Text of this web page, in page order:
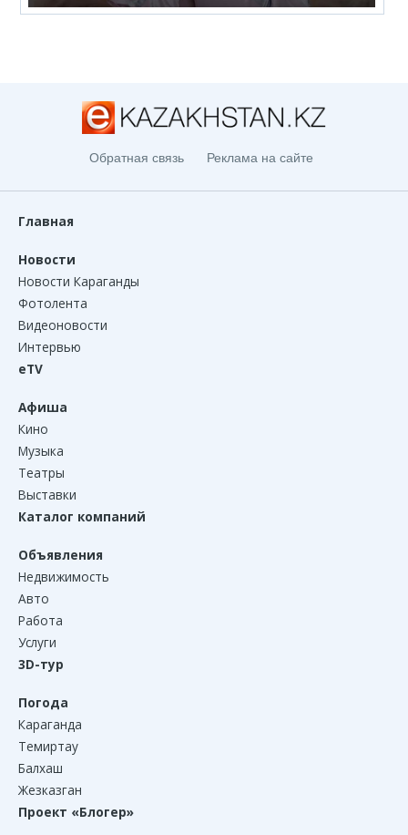
Обратная связь Реклама на сайте
Главная
Новости
Новости Караганды
Фотолента
Видеоновости
Интервью
eTV
Афиша
Кино
Музыка
Театры
Выставки
Каталог компаний
Объявления
Недвижимость
Авто
Работа
Услуги
3D-тур
Погода
Караганда
Темиртау
Балхаш
Жезказган
Проект «Блогер»